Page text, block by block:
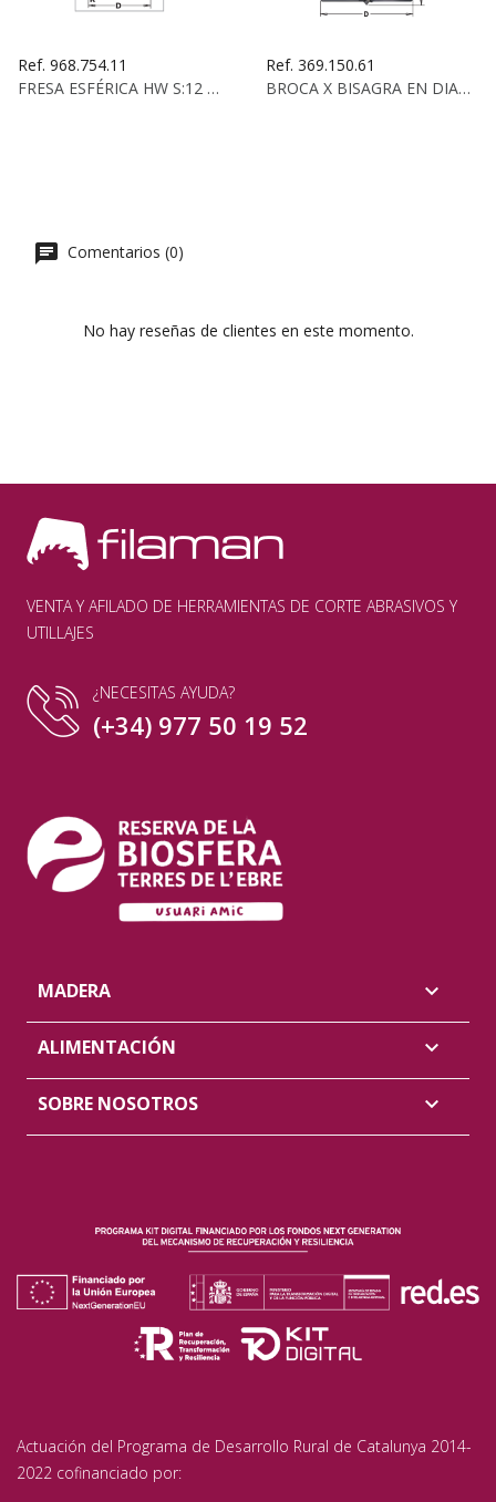
Ref. 968.754.11
FRESA ESFÉRICA HW S:12 D:25,4X17,5X23,5X70 R:12,7
Ref. 369.150.61
BROCA X BISAGRA EN DIAM. PCD D:15X70 S:10X20 DCHA
Comentarios (0)
No hay reseñas de clientes en este momento.
VENTA Y AFILADO DE HERRAMIENTAS DE CORTE ABRASIVOS Y
UTILLAJES
¿NECESITAS AYUDA?
(+34) 977 50 19 52
MADERA 
ALIMENTACIÓN 
SOBRE NOSOTROS 
Actuación del Programa de Desarrollo Rural de Catalunya 2014-
2022 cofinanciado por: